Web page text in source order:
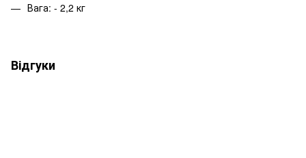
Вага: - 2,2 кг
Відгуки